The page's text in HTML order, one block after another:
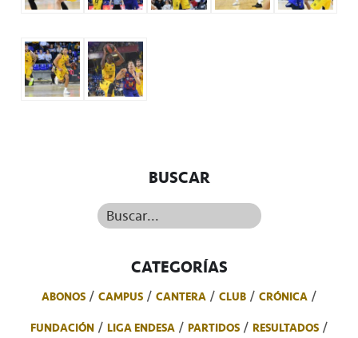
BUSCAR
Buscar...
CATEGORÍAS
ABONOS CAMPUS CANTERA CLUB
CRÓNICA
FUNDACIÓN
LIGA ENDESA PARTIDOS
RESULTADOS